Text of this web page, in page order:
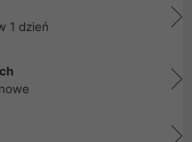
1 dzień